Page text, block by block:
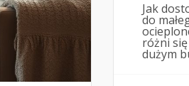
Jak
do
różni
dużym